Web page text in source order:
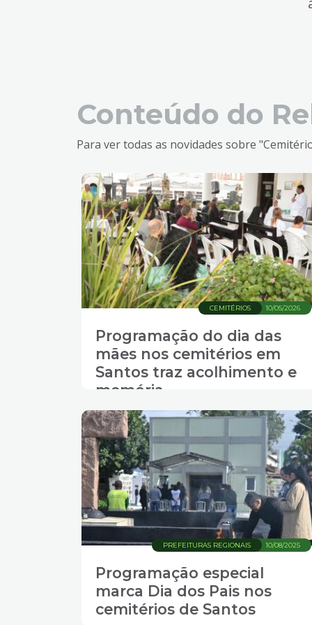
Conteúdo do
Para ver todas as novidades sobre
10/05/2026
CEMITÉRIOS
Programação do dia das
mães nos cemitérios em
Santos traz acolhimento e
memória
10/08/2025
PREFEITURAS REGIONAIS
Programação especial
marca Dia dos Pais nos
cemitérios de Santos